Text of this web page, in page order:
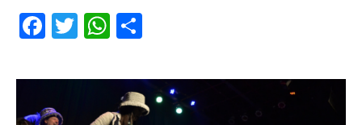
Facebook
TwitterWhatsApp